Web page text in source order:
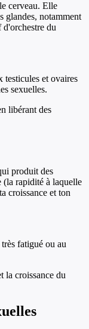
cerveau. Elle
glandes, notamment
d'orchestre du
testicules et ovaires
sexuelles.
libérant des
produit des
(la rapidité à laquelle
croissance et ton
fatigué ou au
la croissance du